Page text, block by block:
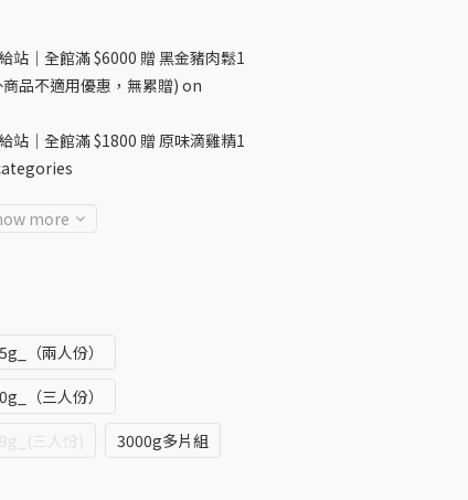
站｜全館滿 $6000 贈 黑金豬肉鬆1
品不適用優惠，無累贈) on
站｜全館滿 $1800 贈 原味滴雞精1
more
（兩人份）
（三人份）
3000g多片組